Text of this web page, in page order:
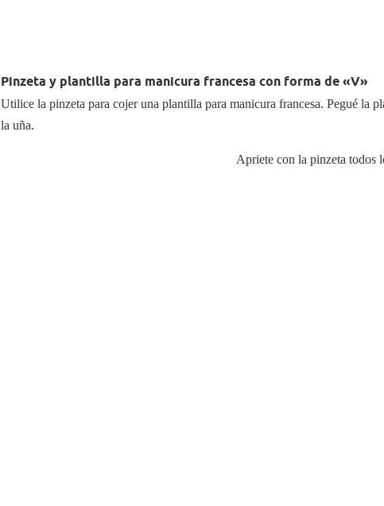
Pinzeta y plantilla para manicura francesa con forma de «V»
Utilice la pinzeta para cojer una plantilla para manicura francesa. Pegué la
la uña.
Apriete con la pinzeta todos